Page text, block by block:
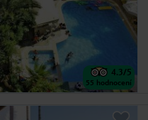
4.3/5
55 hodnocení